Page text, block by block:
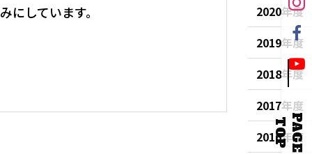
しています。
2020年度
2019年度
2018年度
2017年度
2016年度
P
A
G
E
TO
P